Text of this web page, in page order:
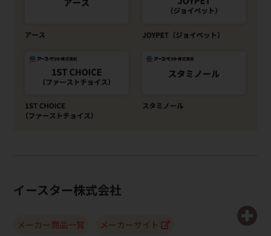
イースター株式会社
メーカー商品一覧 メーカーサイト